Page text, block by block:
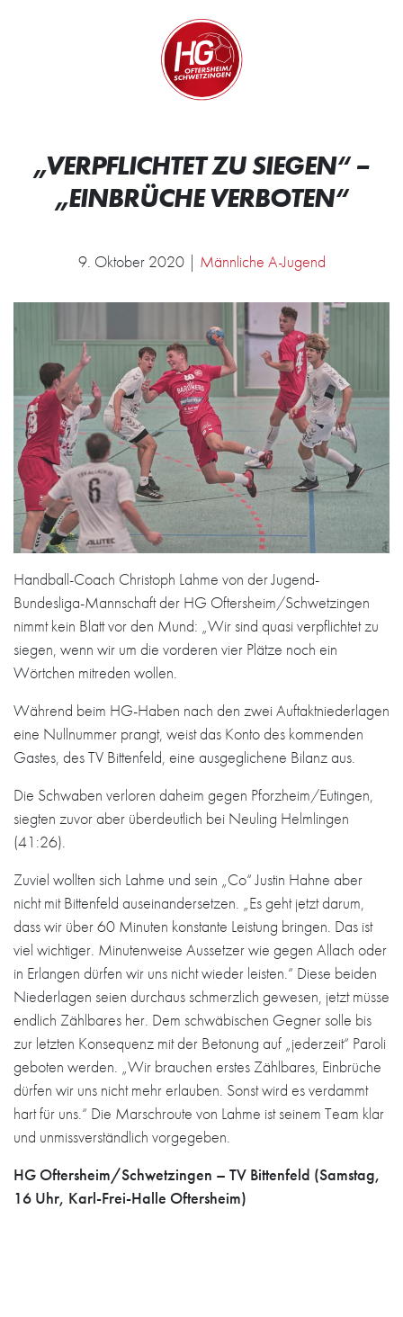
Zur Startseite
„VERPFLICHTET ZU SIEGEN“ –
„EINBRÜCHE VERBOTEN“
9. Oktober 2020 | Männliche A-Jugend
Handball-Coach Christoph Lahme von der Jugend-
Bundesliga-Mannschaft der HG Oftersheim/Schwetzingen
nimmt kein Blatt vor den Mund: „Wir sind quasi verpflichtet zu
siegen, wenn wir um die vorderen vier Plätze noch ein
Wörtchen mitreden wollen.
Während beim HG-Haben nach den zwei Auftaktniederlagen
eine Nullnummer prangt, weist das Konto des kommenden
Gastes, des TV Bittenfeld, eine ausgeglichene Bilanz aus.
Die Schwaben verloren daheim gegen Pforzheim/Eutingen,
siegten zuvor aber überdeutlich bei Neuling Helmlingen
(41:26).
Zuviel wollten sich Lahme und sein „Co“ Justin Hahne aber
nicht mit Bittenfeld auseinandersetzen. „Es geht jetzt darum,
dass wir über 60 Minuten konstante Leistung bringen. Das ist
viel wichtiger. Minutenweise Aussetzer wie gegen Allach oder
in Erlangen dürfen wir uns nicht wieder leisten.“ Diese beiden
Niederlagen seien durchaus schmerzlich gewesen, jetzt müsse
endlich Zählbares her. Dem schwäbischen Gegner solle bis
zur letzten Konsequenz mit der Betonung auf „jederzeit“ Paroli
geboten werden. „Wir brauchen erstes Zählbares, Einbrüche
dürfen wir uns nicht mehr erlauben. Sonst wird es verdammt
hart für uns.“ Die Marschroute von Lahme ist seinem Team klar
und unmissverständlich vorgegeben.
HG Oftersheim/Schwetzingen – TV Bittenfeld (Samstag,
16 Uhr, Karl-Frei-Halle Oftersheim)